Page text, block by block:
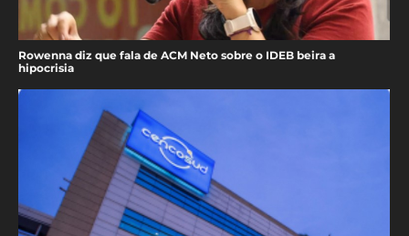
Rowenna diz que fala de ACM Neto sobre o IDEB beira a
hipocrisia